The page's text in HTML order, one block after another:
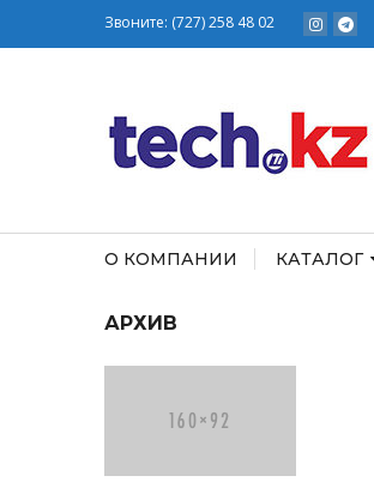
Звоните: (727) 258 48 02
О КОМПАНИИ КАТАЛОГ
АРХИВ